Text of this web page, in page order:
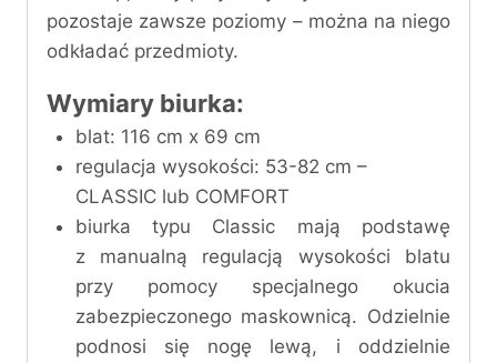
pozostaje zawsze poziomy – można na niego
odkładać przedmioty.
Wymiary biurka:
blat: 116 cm x 69 cm
regulacja wysokości: 53-82 cm –
CLASSIC lub COMFORT
biurka typu Classic mają podstawę
z manualną regulacją wysokości blatu
przy pomocy specjalnego okucia
zabezpieczonego maskownicą. Odzielnie
podnosi się nogę lewą, i oddzielnie